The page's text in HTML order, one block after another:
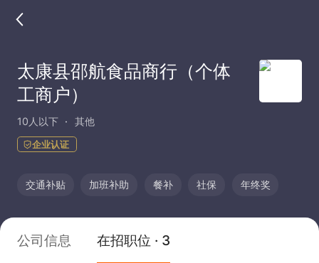
太康县邵航食品商行（个体
工商户）
10人以下 其他
企业认证
交通补贴 加班补助 餐补 社保 年终奖
公司信息 在招职位 · 3